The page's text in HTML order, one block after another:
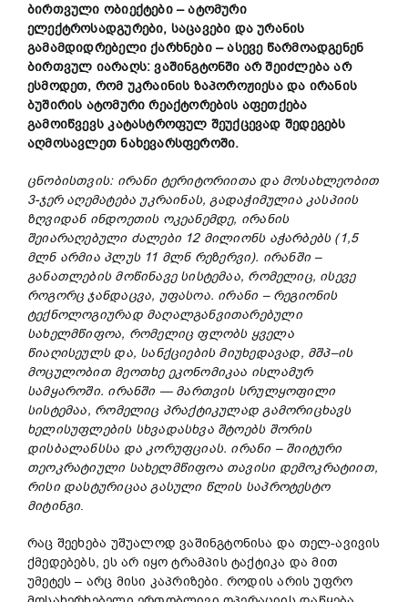
ბირთვული ობიექტები – ატომური
ელექტროსადგურები, საცავები და ურანის
გამამდიდრებელი ქარხნები – ასევე წარმოადგენენ
ბირთვულ იარაღს: ვაშინგტონში არ შეიძლება არ
ესმოდეთ, რომ უკრაინის ზაპოროჟიესა და ირანის
ბუშირის ატომური რეაქტორების აფეთქება
გამოიწვევს კატასტროფულ შეუქცევად შედეგებს
აღმოსავლეთ ნახევარსფეროში.
ცნობისთვის: ირანი ტერიტორიითა და მოსახლეობით
3-ჯერ აღემატება უკრაინას,გადაჭიმულია კასპიის
ზღვიდან ინდოეთის ოკეანემდე, ირანის
შეიარაღებული ძალები 12 მილიონს აჭარბებს(1,5
მლნ არმია პლუს11 მლნ რეზერვი). ირანში –
განათლების მოწინავე სისტემაა, რომელიც, ისევე
როგორც ჯანდაცვა, უფასოა. ირანი – რეგიონის
ტექნოლოგიურად მაღალგანვითარებული
სახელმწიფოა, რომელიც ფლობს ყველა
წიაღისეულს და, სანქციების მიუხედავად, მშპ–ის
მოცულობით მეოთხე ეკონომიკაა ისლამურ
სამყაროში. ირანში — მართვის სრულყოფილი
სისტემაა, რომელიც პრაქტიკულად გამორიცხავს
ხელისუფლების სხვადასხვა შტოებს შორის
დისბალანსსა და კორუფციას. ირანი – შიიტური
თეოკრატიული სახელმწიფოა თავისი დემოკრატიით,
რისი დასტურიცაა გასული წლის საპროტესტო
მიტინგი.
რაც შეეხება უშუალოდ ვაშინგტონისა და თელ-ავივის
ქმედებებს, ეს არ იყო ტრამპის ტაქტიკა და მით
უმეტეს – არც მისი კაპრიზები. როდის არის უფრო